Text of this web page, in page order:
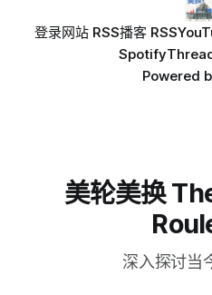
登录网站 RSS播客 RSS
Spotify
Powered
美轮美换
深入探讨当